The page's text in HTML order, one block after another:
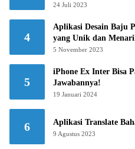
24 Juli 2023
4
Aplikasi Desain Baju
yang Unik dan
5 November 2023
5
iPhone Ex Inter Bisa
Jawabannya!
19 Januari 2024
6 Aplikasi Translate
9 Agustus 2023